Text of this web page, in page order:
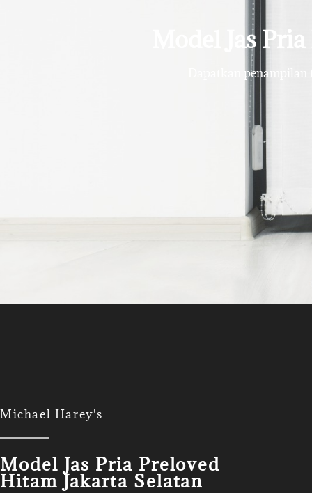
Model Jas
Dapatkan
Michael Harey's
Model Jas Pria Preloved
Hitam Jakarta Selatan